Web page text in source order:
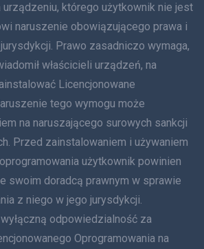
urządzeniu, którego użytkownik nie jest
naruszenie obowiązującego prawa i
Prawo zasadniczo wymaga,
właścicieli urządzeń, na
Licencjonowane
tego wymogu może
na naruszającego surowych sankcji
Przed zainstalowaniem i używaniem
użytkownik powinien
swoim doradcą prawnym w sprawie
z niego w jego jurysdykcji.
odpowiedzialność za
Oprogramowania na